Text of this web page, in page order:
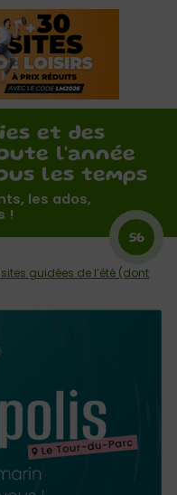
et des
l'année
les temps
les ados,
!
56
guidées de l’été (dont